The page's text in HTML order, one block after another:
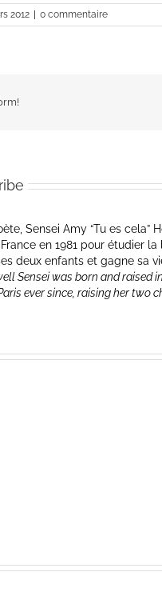
2012 0 commentaire
Sensei Amy “Tu es
en 1981 pour étudier
deux enfants et gagne sa
Sensei was born and
ever since, raising her two